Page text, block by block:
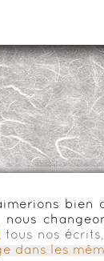
bien
, tous nos
dans les